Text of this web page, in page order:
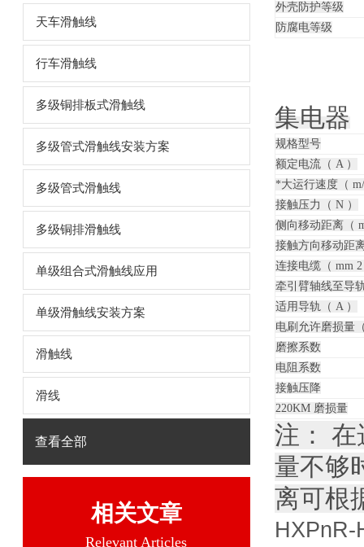
天车滑触线
行车滑触线
多级铜排板式滑触线
多级管式滑触线安装方案
多级管式滑触线
多级铜排滑触线
单级组合式滑触线应用
单级滑触线安装方案
滑触线
滑线
查看全部
相关文章
Relevant Articles
外壳防护等级
防腐电等级
集电器
规格型号
额定电流（ A ）
*大运行速度（
接触压力（ N ）
侧向移动距离（
接触方向移动距
连接电缆（ mm
牵引臂轴线至导
适用导轨（ A ）
电刷允许磨损量
磨擦系数
电阻系数
接触压降
220KM 磨损量
注： 在
量不够
离可根
HXPnR-